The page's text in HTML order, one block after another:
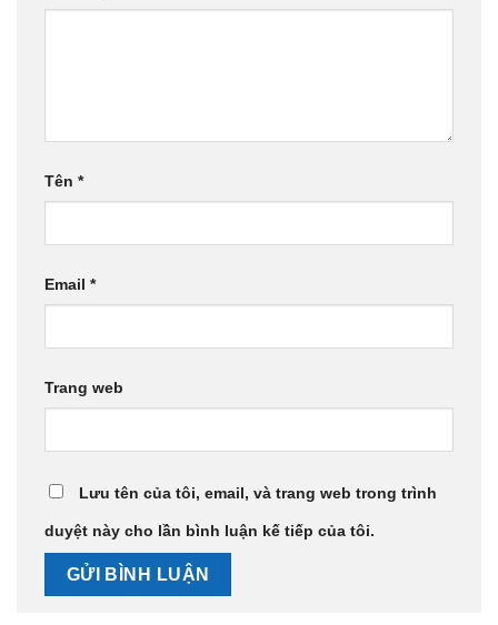
Tên *
Email *
Trang web
Lưu tên của tôi, email, và trang web trong trình
duyệt này cho lần bình luận kế tiếp của tôi.